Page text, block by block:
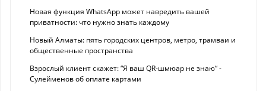
Новая функция WhatsApp может навредить вашей
приватности: что нужно знать каждому
Новый Алматы: пять городских центров, метро, трамваи и
общественные пространства
Взрослый клиент скажет: “Я ваш QR-шмюар не знаю“ -
Сулейменов об оплате картами